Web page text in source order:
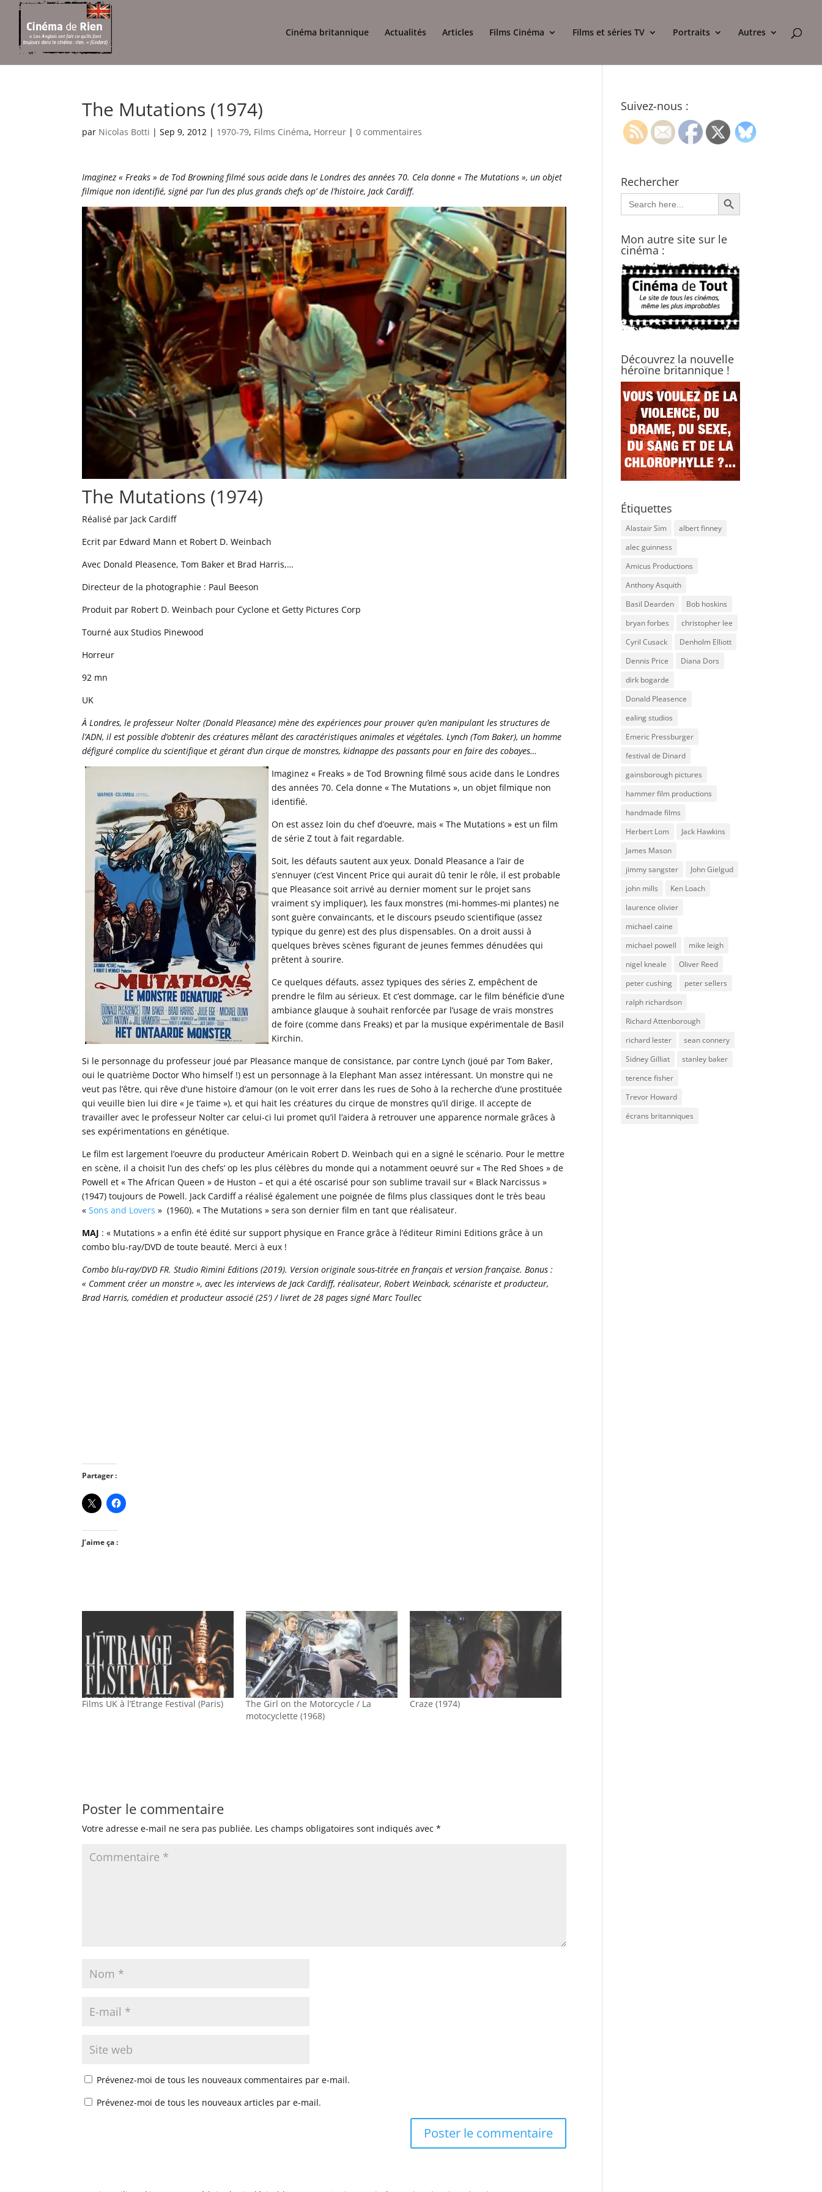
Cinéma britannique Actualités Articles Films Cinéma Films et séries TV Portraits Autres
The Mutations (1974)
par Nicolas Botti |Sep 9, 2012 | 1970-79, Films Cinéma, Horreur |0 commentaires
Imaginez « Freaks » de Tod Browning filmé sous acide dans le Londres des années 70. Cela donne « The Mutations », un objet
filmique non identifié, signé par l’un des plus grands chefs op’ de l’histoire, Jack Cardiff.
The Mutations (1974)
Réalisé par Jack Cardiff
Ecrit par Edward Mann et Robert D. Weinbach
Avec Donald Pleasence, Tom Baker et Brad Harris,…
Directeur de la photographie : Paul Beeson
Produit par Robert D. Weinbach pour Cyclone et Getty Pictures Corp
Tourné aux Studios Pinewood
Horreur
92 mn
UK
À Londres, le professeur Nolter (Donald Pleasance) mène des expériences pour prouver qu’en manipulant les structures de
l’ADN, il est possible d’obtenir des créatures mêlant des caractéristiques animales et végétales. Lynch (Tom Baker), un homme
défiguré complice du scientifique et gérant d’un cirque de monstres, kidnappe des passants pour en faire des cobayes…
Imaginez « Freaks » de Tod Browning filmé sous acide dans le Londres
des années 70. Cela donne « The Mutations », un objet filmique non
identifié.
On est assez loin du chef d’oeuvre, mais « The Mutations » est un film
de série Z tout à fait regardable.
Soit, les défauts sautent aux yeux. Donald Pleasance a l’air de
s’ennuyer (c’est Vincent Price qui aurait dû tenir le rôle, il est probable
que Pleasance soit arrivé au dernier moment sur le projet sans
vraiment s’y impliquer), les faux monstres (mi-hommes-mi plantes) ne
sont guère convaincants, et le discours pseudo scientifique (assez
typique du genre) est des plus dispensables. On a droit aussi à
quelques brèves scènes figurant de jeunes femmes dénudées qui
prêtent à sourire.
Ce quelques défauts, assez typiques des séries Z, empêchent de
prendre le film au sérieux. Et c’est dommage, car le film bénéficie d’une
ambiance glauque à souhait renforcée par l’usage de vrais monstres
de foire (comme dans Freaks) et par la musique expérimentale de Basil
Kirchin.
Si le personnage du professeur joué par Pleasance manque de consistance, par contre Lynch (joué par Tom Baker,
oui le quatrième Doctor Who himself !) est un personnage à la Elephant Man assez intéressant. Un monstre qui ne
veut pas l’être, qui rêve d’une histoire d’amour (on le voit errer dans les rues de Soho à la recherche d’une prostituée
qui veuille bien lui dire « Je t’aime »), et qui hait les créatures du cirque de monstres qu’il dirige. Il accepte de
travailler avec le professeur Nolter car celui-ci lui promet qu’il l’aidera à retrouver une apparence normale grâces à
ses expérimentations en génétique.
Le film est largement l’oeuvre du producteur Américain Robert D. Weinbach qui en a signé le scénario. Pour le mettre
en scène, il a choisit l’un des chefs’ op les plus célèbres du monde qui a notamment oeuvré sur « The Red Shoes » de
Powell et « The African Queen » de Huston – et qui a été oscarisé pour son sublime travail sur « Black Narcissus »
(1947) toujours de Powell. Jack Cardiff a réalisé également une poignée de films plus classiques dont le très beau
«Sons and Lovers » (1960). « The Mutations » sera son dernier film en tant que réalisateur.
MAJ : « Mutations » a enfin été édité sur support physique en France grâce à l’éditeur Rimini Editions grâce à un
combo blu-ray/DVD de toute beauté. Merci à eux !
Combo blu-ray/DVD FR. Studio Rimini Editions (2019). Version originale sous-titrée en français et version française. Bonus :
« Comment créer un monstre », avec les interviews de Jack Cardiff, réalisateur, Robert Weinback, scénariste et producteur,
Brad Harris, comédien et producteur associé (25′) / livret de 28 pages signé Marc Toullec
Partager :
J’aime ça :
Films UK à l’Etrange Festival (Paris)
The Girl on the Motorcycle / La
motocyclette (1968)
Craze (1974)
Poster le commentaire
Votre adresse e-mail ne sera pas publiée. Les champs obligatoires sont indiqués avec*
Prévenez-moi de tous les nouveaux commentaires par e-mail.
Prévenez-moi de tous les nouveaux articles par e-mail.
Suivez-nous :
Rechercher
Search
for:
Search Button
Mon autre site sur le
cinéma :
Découvrez la nouvelle
héroïne britannique !
Étiquettes
Alastair Sim
albert finney
alec guinness
Amicus Productions
Anthony Asquith
Basil Dearden
Bob hoskins
bryan forbes
christopher lee
Cyril Cusack
Denholm Elliott
Dennis Price
Diana Dors
dirk bogarde
Donald Pleasence
ealing studios
Emeric Pressburger
festival de Dinard
gainsborough pictures
hammer film productions
handmade films
Herbert Lom
Jack Hawkins
James Mason
jimmy sangster
John Gielgud
john mills
Ken Loach
laurence olivier
michael caine
michael powell
mike leigh
nigel kneale
Oliver Reed
peter cushing
peter sellers
ralph richardson
Richard Attenborough
richard lester
sean connery
Sidney Gilliat
stanley baker
terence fisher
Trevor Howard
écrans britanniques